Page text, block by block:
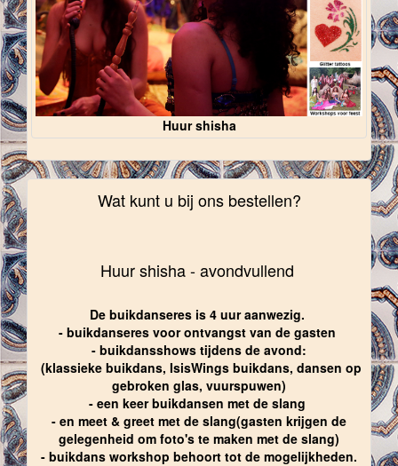
Huur shisha
Wat kunt u bij ons bestellen?
Huur shisha - avondvullend
De buikdanseres is 4 uur aanwezig.
- buikdanseres voor ontvangst van de gasten
- buikdansshows tijdens de avond:
(klassieke buikdans, IsisWings buikdans, dansen op
gebroken glas, vuurspuwen)
- een keer buikdansen met de slang
- en meet & greet met de slang(gasten krijgen de
gelegenheid om foto's te maken met de slang)
- buikdans workshop behoort tot de mogelijkheden.